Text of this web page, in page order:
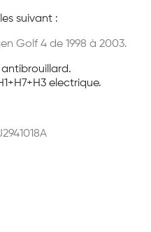
suivant :
Golf 4 de 1998 à 2003.
electrique.